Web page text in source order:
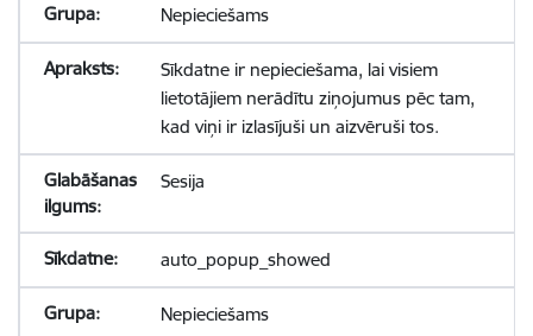
Nepieciešams
Sīkdatne ir nepieciešama, lai visiem
lietotājiem nerādītu ziņojumus pēc tam,
kad viņi ir izlasījuši un aizvēruši tos.
Sesija
auto_popup_showed
Nepieciešams